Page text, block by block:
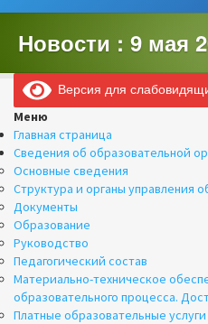
Новости : 9 мая
Версия для
Меню
Главная страница
Сведения об образовательной
Основные сведения
Структура и органы управления
Документы
Образование
Руководство
Педагогический состав
Материально-техническое
образовательного процесса.
Платные образовательные услуги